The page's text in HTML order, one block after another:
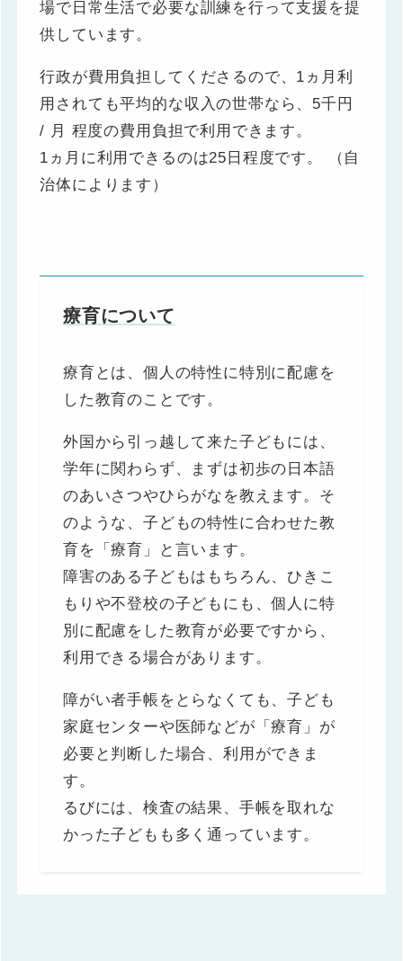
場で日常生活で必要な訓練を行って支援を提
供しています。
行政が費用負担してくださるので、1ヵ月利
用されても平均的な収入の世帯なら、5千円
/ 月 程度の費用負担で利用できます。
1ヵ月に利用できるのは25日程度です。 （自
治体によります）
療育について
療育とは、個人の特性に特別に配慮を
した教育のことです。
外国から引っ越して来た子どもには、
学年に関わらず、まずは初歩の日本語
のあいさつやひらがなを教えます。そ
のような、子どもの特性に合わせた教
育を「療育」と言います。
障害のある子どもはもちろん、ひきこ
もりや不登校の子どもにも、個人に特
別に配慮をした教育が必要ですから、
利用できる場合があります。
障がい者手帳をとらなくても、子ども
家庭センターや医師などが「療育」が
必要と判断した場合、利用ができま
す。
るびには、検査の結果、手帳を取れな
かった子どもも多く通っています。